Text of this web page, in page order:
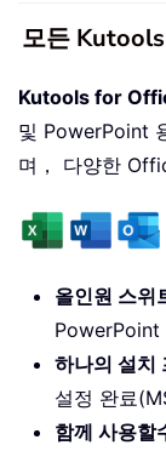
모든
Kutools for
및 PowerPoint
며， 다양한
올인원 스위
하나의 설치
설정 완료
함께 사용할